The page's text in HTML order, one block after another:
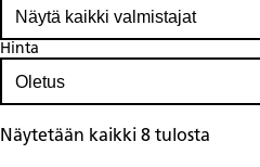
Hinta
Näytetään kaikki 8 tulosta